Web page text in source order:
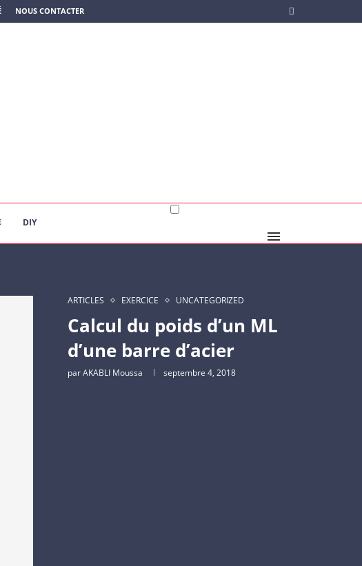
NOUS CONTACTER
DIY
ARTICLES EXERCICE UNCATEGORIZED
Calcul du poids d’un ML
d’une barre d’acier
parAKABLI Moussa septembre 4, 2018